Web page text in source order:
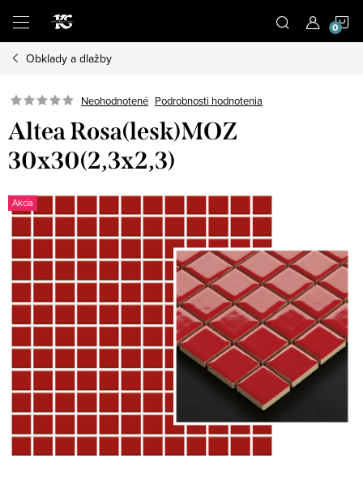
obsah
Obklady a dlažby
Neohodnotené Podrobnosti hodnotenia
Altea Rosa(lesk)MOZ
30x30(2,3x2,3)
Akcia